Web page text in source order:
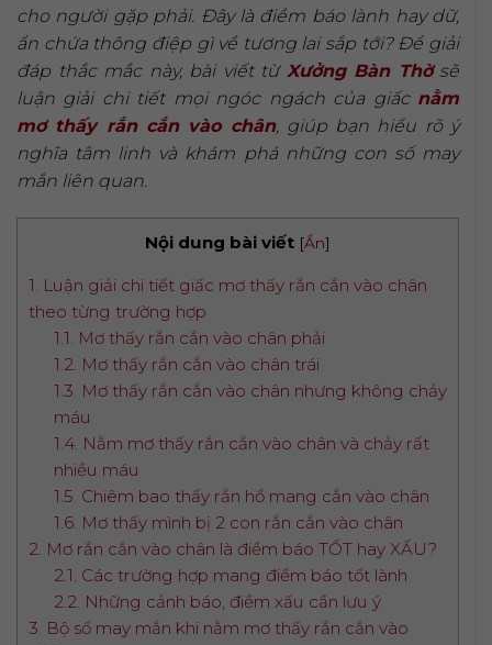
cho người gặp phải. Đây là điềm báo lành hay dữ,
ẩn chứa thông điệp gì về tương lai sắp tới? Để giải
đáp thắc mắc này, bài viết từ Xưởng Bàn Thờsẽ
luận giải chi tiết mọi ngóc ngách của giấc nằm
mơ thấy rắn cắn vào chân, giúp bạn hiểu rõ ý
nghĩa tâm linh và khám phá những con số may
mắn liên quan.
Nội dung bài viết [Ẩn]
1. Luận giải chi tiết giấc mơ thấy rắn cắn vào chân
theo từng trường hợp
1.1. Mơ thấy rắn cắn vào chân phải
1.2. Mơ thấy rắn cắn vào chân trái
1.3. Mơ thấy rắn cắn vào chân nhưng không chảy
máu
1.4. Nằm mơ thấy rắn cắn vào chân và chảy rất
nhiều máu
1.5. Chiêm bao thấy rắn hổ mang cắn vào chân
1.6. Mơ thấy mình bị 2 con rắn cắn vào chân
2. Mơ rắn cắn vào chân là điềm báo TỐT hay XẤU?
2.1. Các trường hợp mang điềm báo tốt lành
2.2. Những cảnh báo, điềm xấu cần lưu ý
3. Bộ số may mắn khi nằm mơ thấy rắn cắn vào